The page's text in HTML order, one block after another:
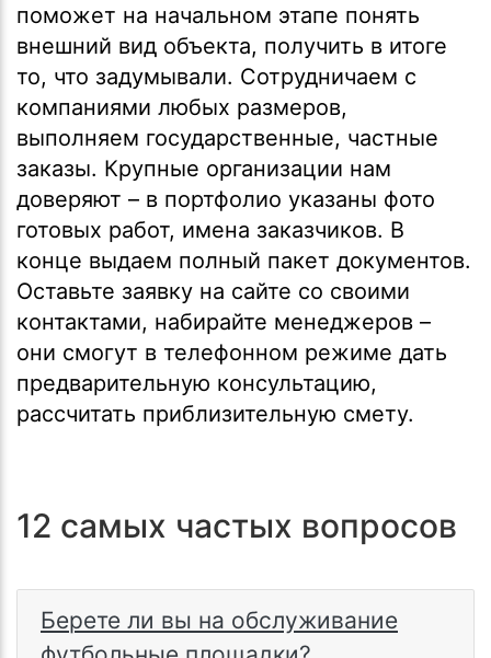
поможет на начальном этапе понять
внешний вид объекта, получить в итоге
то, что задумывали. Сотрудничаем с
компаниями любых размеров,
выполняем государственные, частные
заказы. Крупные организации нам
доверяют – в портфолио указаны фото
готовых работ, имена заказчиков. В
конце выдаем полный пакет документов.
Оставьте заявку на сайте со своими
контактами, набирайте менеджеров –
они смогут в телефонном режиме дать
предварительную консультацию,
рассчитать приблизительную смету.
12 самых частых вопросов
Берете ли вы на обслуживание